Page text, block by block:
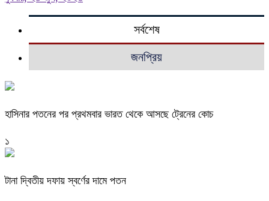
সর্বশেষ
জনপ্রিয়
হাসিনার পতনের পর প্রথমবার ভারত থেকে আসছে ট্রেনের কোচ
১
টানা দ্বিতীয় দফায় স্বর্ণের দামে পতন